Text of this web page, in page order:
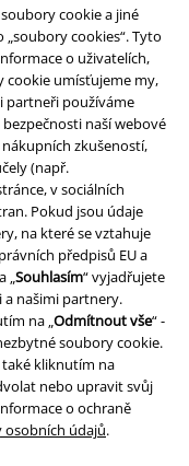
cookie a jiné
cookies“. Tyto
o uživatelích,
cookie umísťujeme my,
partneři používáme
naší webové
zkušeností,
(např.
v sociálních
Pokud jsou údaje
na které se vztahuje
předpisů EU a
„Souhlasím“ vyjadřujete
našimi partnery.
na „Odmítnout vše“ -
soubory cookie.
kliknutím na
nebo upravit svůj
o ochraně
osobních údajů.
všechny nové
Company